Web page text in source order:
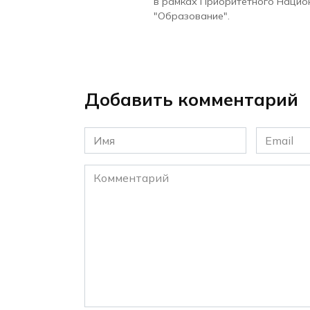
"Образование".
Добавить комментарий
Имя
*
Email
*
Комментарий